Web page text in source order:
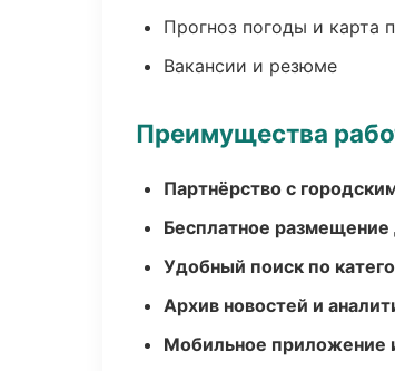
Прогноз погоды и карта
Вакансии и резюме
Преимущества
Партнёрство с
Бесплатное размещение
Удобный поиск по
Архив новостей и
Мобильное приложение